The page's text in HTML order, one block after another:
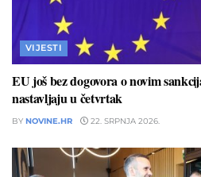
VIJESTI
EU još bez dogovora o novim
nastavljaju u četvrtak
BY NOVINE.HR 22. SRPNJA 2026.